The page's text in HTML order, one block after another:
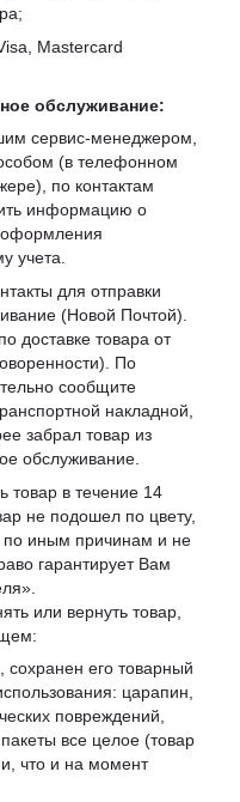
Mastercard
обслуживание:
сервис-менеджером,
(в телефонном
по контактам
информацию о
оформления
учета.
для отправки
(Новой Почтой).
доставке товара от
По
сообщите
накладной,
забрал товар из
обслуживание.
товар в течение 14
не подошел по цвету,
иным причинам и не
гарантирует Вам
или вернуть товар,
сохранен его товарный
царапин,
повреждений,
все целое (товар
что и на момент